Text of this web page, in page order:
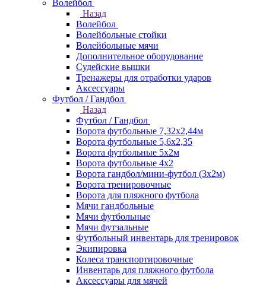
Волейбол
Назад
Волейбол
Волейбольные стойки
Волейбольные мячи
Дополнительное оборудование
Судейские вышки
Тренажеры для отработки ударов
Аксессуары
Футбол / Гандбол
Назад
Футбол / Гандбол
Ворота футбольные 7,32х2,44м
Ворота футбольные 5,6х2,35
Ворота футбольные 5х2м
Ворота футбольные 4х2
Ворота гандбол/мини-футбол (3х2м)
Ворота тренировочные
Ворота для пляжного футбола
Мячи гандбольные
Мячи футбольные
Мячи футзальные
Футбольный инвентарь для тренировок
Экипировка
Колеса транспортировочные
Инвентарь для пляжного футбола
Аксессуары для мячей